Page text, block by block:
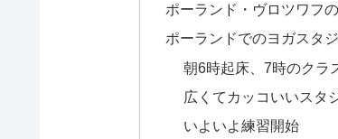
ポーランド・ヴロツワフ
ポーランドでのヨガスタ
朝6時起床、7時のクラ
広くてカッコいいスタ
いよいよ練習開始